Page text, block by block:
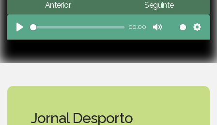
Anterior Seguinte
Play
00:00
Mute
Jornal Desporto